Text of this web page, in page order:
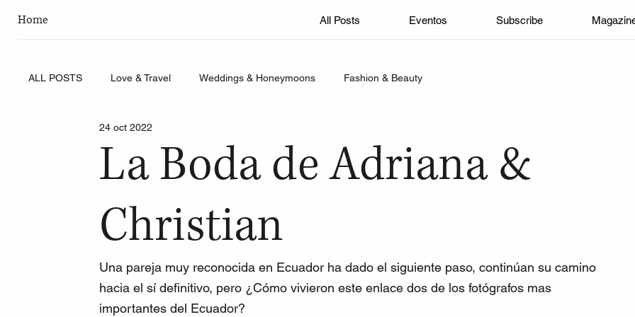
Home All Posts Eventos Subscribe
ALL POSTS Love & Travel Weddings & Honeymoons Fashion & Beauty
La Boda de Adriana &
Christian
24 oct 2022
Una pareja muy reconocida en Ecuador ha dado el siguiente paso, continúan su camino
hacia el sí definitivo, pero ¿Cómo vivieron este enlace dos de los fotógrafos mas
importantes del Ecuador?